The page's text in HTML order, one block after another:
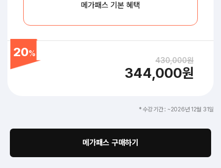
메가패스 기본 혜택
430,000원
344,000원
20%
* 수강 기간 : ~2026년 12월 31일
메가패스 구매하기